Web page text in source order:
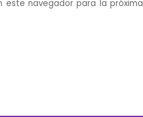
este navegador para la próxima